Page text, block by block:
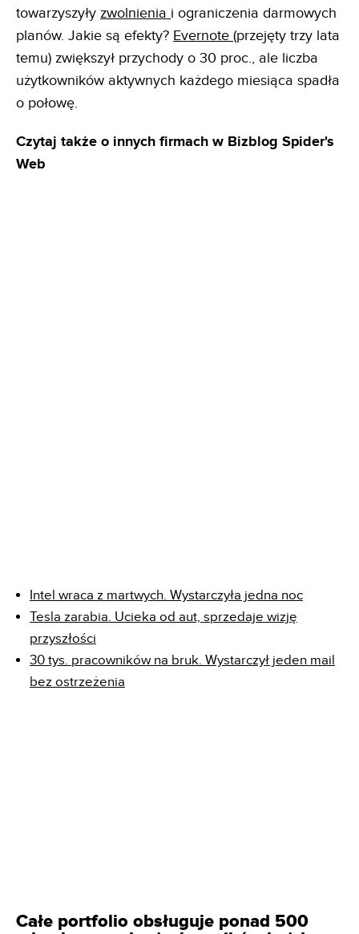
towarzyszyły zwolnienia i ograniczenia darmowych
planów. Jakie są efekty? Evernote (przejęty trzy lata
temu) zwiększył przychody o 30 proc., ale liczba
użytkowników aktywnych każdego miesiąca spadła
o połowę.
Czytaj także o innych firmach w Bizblog Spider's
Web
Intel wraca z martwych. Wystarczyła jedna noc
Tesla zarabia. Ucieka od aut, sprzedaje wizję
przyszłości
30 tys. pracowników na bruk. Wystarczył jeden mail
bez ostrzeżenia
Całe portfolio obsługuje ponad 500